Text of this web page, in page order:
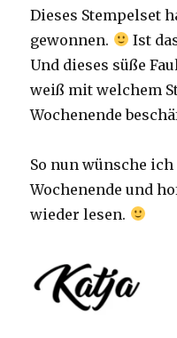
Dieses Stempelset
gewonnen.
Ist
Und dieses süße
weiß mit welchem
Wochenende
So nun wünsche
Wochenende und
wieder lesen.